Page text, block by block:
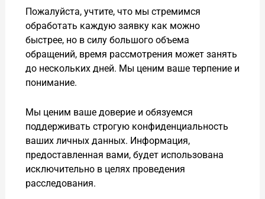
Пожалуйста, учтите, что мы стремимся
обработать каждую заявку как можно
быстрее, но в силу большого объема
обращений, время рассмотрения может занять
до нескольких дней. Мы ценим ваше терпение и
понимание.
Мы ценим ваше доверие и обязуемся
поддерживать строгую конфиденциальность
ваших личных данных. Информация,
предоставленная вами, будет использована
исключительно в целях проведения
расследования.